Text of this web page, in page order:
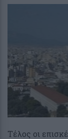
Τέλος οι